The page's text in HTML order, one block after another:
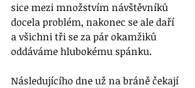
sice mezi množstvím návštěvníků
docela problém, nakonec se ale daří
a všichni tři se za pár okamžiků
oddáváme hlubokému spánku.
Následujícího dne už na bráně čekají